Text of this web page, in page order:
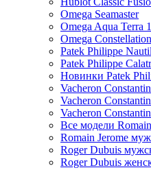
Omega Seamaster
Omega Aqua Terra
Omega Constellation
Patek Philippe
Patek Philippe
Новинки Patek
Vacheron
Vacheron
Vacheron
Все модели
Romain Jerome
Roger Dubuis
Roger Dubuis